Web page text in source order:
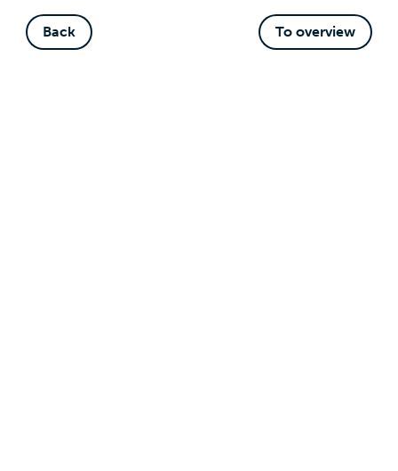
Back To overview